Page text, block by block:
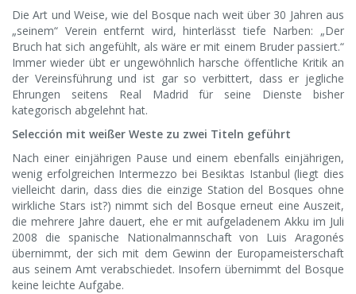
Die Art und Weise, wie del Bosque nach weit über 30 Jahren aus
„seinem“ Verein entfernt wird, hinterlässt tiefe Narben: „Der
Bruch hat sich angefühlt, als wäre er mit einem Bruder passiert.“
Immer wieder übt er ungewöhnlich harsche öffentliche Kritik an
der Vereinsführung und ist gar so verbittert, dass er jegliche
Ehrungen seitens Real Madrid für seine Dienste bisher
kategorisch abgelehnt hat.
Selección mit weißer Weste zu zwei Titeln geführt
Nach einer einjährigen Pause und einem ebenfalls einjährigen,
wenig erfolgreichen Intermezzo bei Besiktas Istanbul (liegt dies
vielleicht darin, dass dies die einzige Station del Bosques ohne
wirkliche Stars ist?) nimmt sich del Bosque erneut eine Auszeit,
die mehrere Jahre dauert, ehe er mit aufgeladenem Akku im Juli
2008 die spanische Nationalmannschaft von Luis Aragonés
übernimmt, der sich mit dem Gewinn der Europameisterschaft
aus seinem Amt verabschiedet. Insofern übernimmt del Bosque
keine leichte Aufgabe.